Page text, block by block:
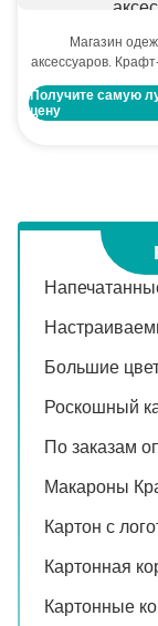
Магазин
аксессуаров.
пакеты. Печать
доступна.
сумки-тоут. Пакеты
Получите самую
цену